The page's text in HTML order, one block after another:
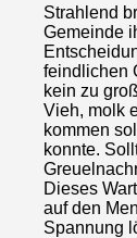
Strahlend
Gemeinde
feindlichen
kein zu
Vieh, molk
kommen
konnte.
Dieses
auf den
Spannung